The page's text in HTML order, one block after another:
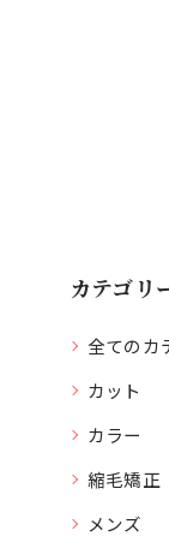
カテゴリ
全てのカ
カット
カラー
縮毛矯正
メンズ